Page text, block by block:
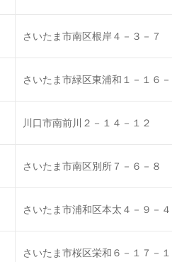
さいたま市南区根岸４－３－７
さいたま市緑区東浦和１－１６
川口市南前川２－１４－１２
さいたま市南区別所７－６－８
さいたま市浦和区本太４－９－４
さいたま市桜区栄和６－１７－１